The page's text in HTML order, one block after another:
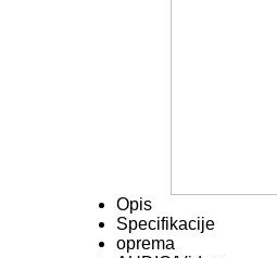
Opis
Specifikacije
oprema